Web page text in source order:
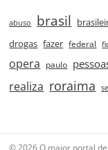
abuso brasil
drogas fazer federal
opera paulo
realiza roraima
© 2026 O maior portal